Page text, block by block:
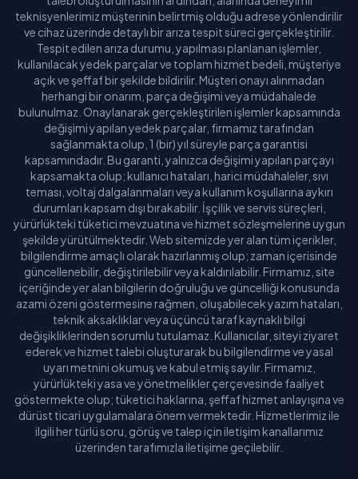
teknisyenlerimiz müşterinin belirtmiş olduğu adrese yönlendirilir
ve cihaz üzerinde detaylı bir arıza tespit süreci gerçekleştirilir.
Tespit edilen arıza durumu, yapılması planlanan işlemler,
kullanılacak yedek parçalar ve toplam hizmet bedeli, müşteriye
açık ve şeffaf bir şekilde bildirilir. Müşteri onayı alınmadan
herhangi bir onarım, parça değişimi veya müdahalede
bulunulmaz. Onaylanarak gerçekleştirilen işlemler kapsamında
değişimi yapılan yedek parçalar, firmamız tarafından
sağlanmakta olup, 1 (bir) yıl süreyle parça garantisi
kapsamındadır. Bu garanti, yalnızca değişimi yapılan parçayı
kapsamakta olup; kullanıcı hataları, harici müdahaleler, sıvı
teması, voltaj dalgalanmaları veya kullanım koşullarına aykırı
durumları kapsam dışı bırakabilir. İşçilik ve servis süreçleri,
yürürlükteki tüketici mevzuatına ve hizmet sözleşmelerine uygun
şekilde yürütülmektedir. Web sitemizde yer alan tüm içerikler,
bilgilendirme amaçlı olarak hazırlanmış olup; zaman içerisinde
güncellenebilir, değiştirilebilir veya kaldırılabilir. Firmamız, site
içeriğinde yer alan bilgilerin doğruluğu ve güncelliği konusunda
azami özeni göstermesine rağmen, oluşabilecek yazım hataları,
teknik aksaklıklar veya üçüncü taraf kaynaklı bilgi
değişikliklerinden sorumlu tutulamaz. Kullanıcılar, siteyi ziyaret
ederek ve hizmet talebi oluşturarak bu bilgilendirme ve yasal
uyarı metnini okumuş ve kabul etmiş sayılır. Firmamız,
yürürlükteki yasa ve yönetmelikler çerçevesinde faaliyet
göstermekte olup; tüketici haklarına, şeffaf hizmet anlayışına ve
dürüst ticari uygulamalara önem vermektedir. Hizmetlerimiz ile
ilgili her türlü soru, görüş ve talep için iletişim kanallarımız
üzerinden tarafımızla iletişime geçilebilir.